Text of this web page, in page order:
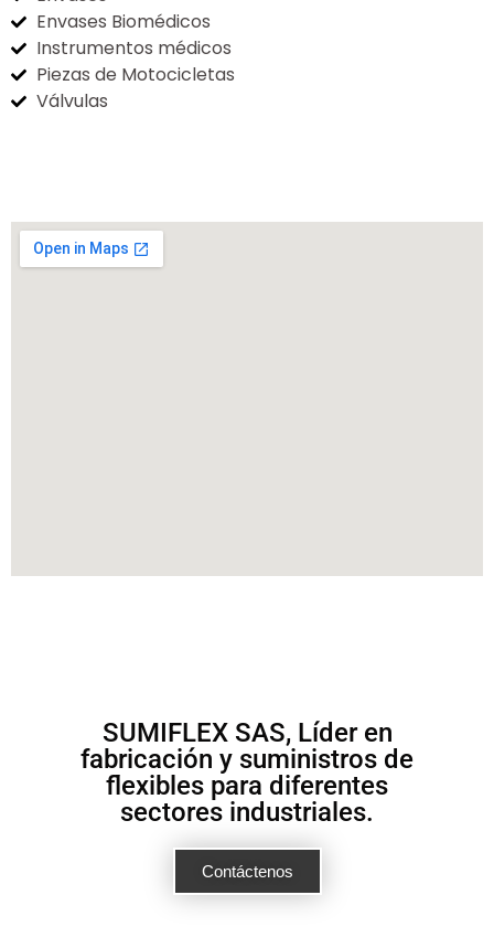
Envases Biomédicos
Instrumentos médicos
Piezas de Motocicletas
Válvulas
SUMIFLEX SAS, Líder en
fabricación y suministros de
flexibles para diferentes
sectores industriales.
Contáctenos